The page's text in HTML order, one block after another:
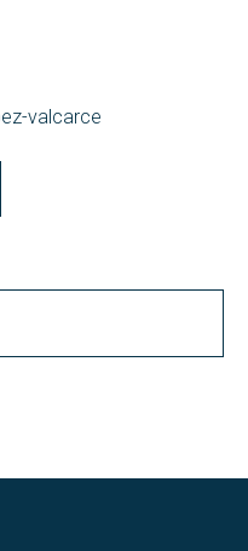
valcarce